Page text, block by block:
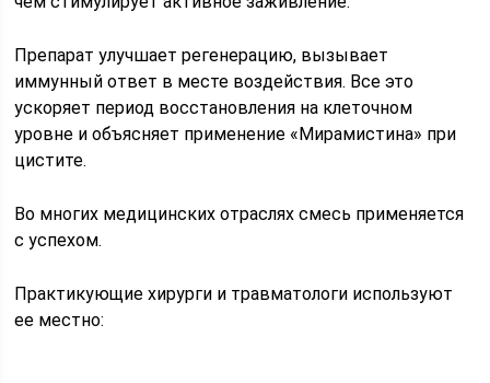
Препарат улучшает регенерацию, вызывает
иммунный ответ в месте воздействия. Все это
ускоряет период восстановления на клеточном
уровне и объясняет применение «Мирамистина» при
цистите.
Во многих медицинских отраслях смесь применяется
с успехом.
Практикующие хирурги и травматологи используют
ее местно: